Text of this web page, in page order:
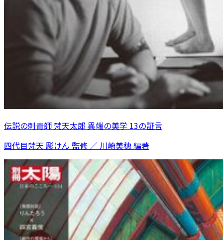
伝説の刺青師 梵天太郎 異端の美学 13の証言
四代目梵天 彫けん 監修 ／ 川崎美穂 編著